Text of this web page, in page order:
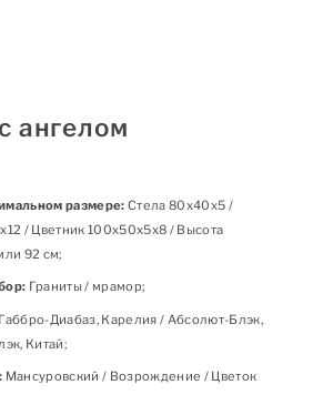
ангелом
размере: Стела 80х40х5 /
/ Цветник 100х50х5х8 / Высота
92 см;
Граниты / мрамор;
Диабаз, Карелия / Абсолют-Блэк,
Китай;
Мансуровский / Возрождение / Цветок